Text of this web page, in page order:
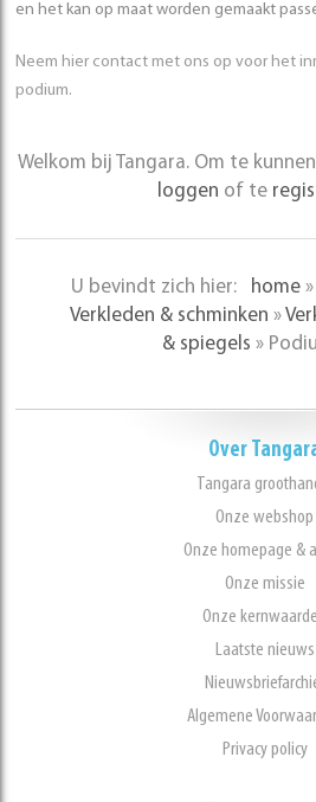
en het kan op maat worden gemaakt
Neem hier contact met ons op voor het
podium.
Welkom bij Tangara. Om te
loggen of te
U bevindt zich hier: home »
Verkleden & schminken »
& spiegels »
Over
Tangara
Onze webshop
Onze homepage &
Onze missie
Onze
Laatste nieuws
Algemene
Privacy policy